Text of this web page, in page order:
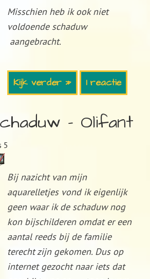
Misschien heb ik ook niet
voldoende schaduw
aangebracht.
Kijk verder » 1 reactie
– Olifant
5
Bij nazicht van mijn
aquarelletjes vond ik eigenlijk
geen waar ik de schaduw nog
kon bijschilderen omdat er een
aantal reeds bij de familie
terecht zijn gekomen. Dus op
internet gezocht naar iets dat